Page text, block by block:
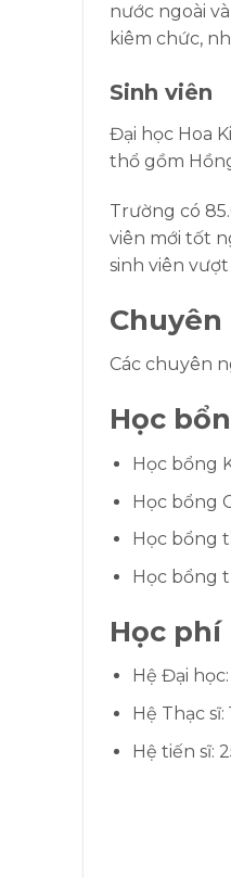
nước ngoài
kiêm chức,
Sinh viên
Đại học Hoa
thổ gồm
Trường có
viên mới tốt
sinh viên
Các chuyên
Học
Học bổng
Học bổng
Học bổng
Học bổng
Học phí
Hệ Đại
Hệ Thạc
Hệ tiến sĩ: